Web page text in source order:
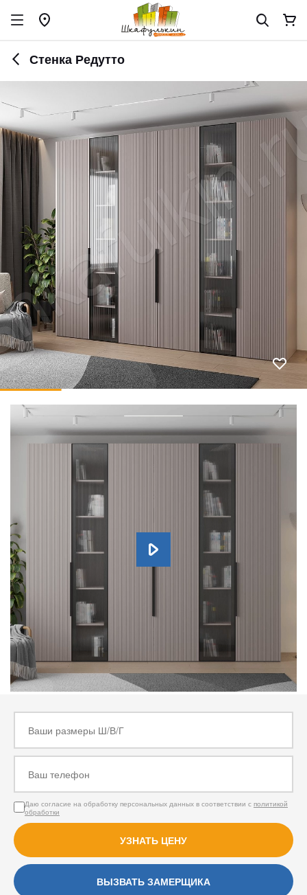
Стенка Редутто
Даю согласие на обработку персональных данных в соответствии с политикой
обработки
УЗНАТЬ ЦЕНУ
ВЫЗВАТЬ ЗАМЕРЩИКА